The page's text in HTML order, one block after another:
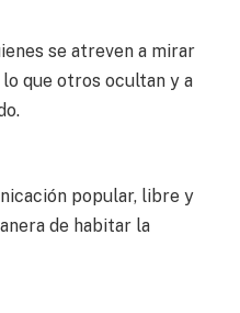
se atreven a mirar
que otros ocultan y a
popular, libre y
de habitar la